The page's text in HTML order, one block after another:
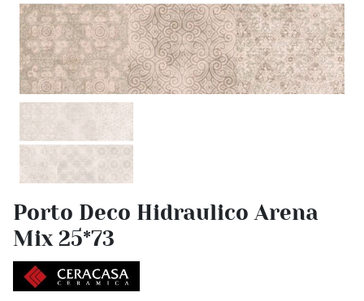
Porto Deco Hidraulico Arena
Mix 25*73